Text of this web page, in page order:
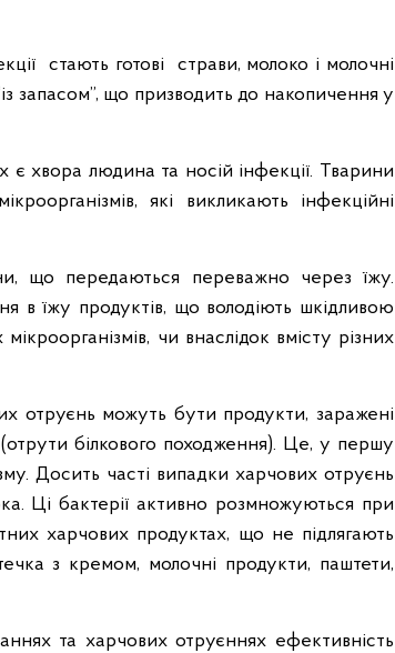
стають готові страви, молоко і молочні
запасом”, що призводить до накопичення у
хвора людина та носій інфекції. Тварини
які викликають інфекційні
що передаються переважно через їжу.
їжу продуктів, що володіють шкідливою
чи внаслідок вмісту різних
отруєнь можуть бути продукти, заражені
білкового походження). Це, у першу
Досить часті випадки харчових отруєнь
Ці бактерії активно розмножуються при
харчових продуктах, що не підлягають
з кремом, молочні продукти, паштети,
та харчових отруєннях ефективність